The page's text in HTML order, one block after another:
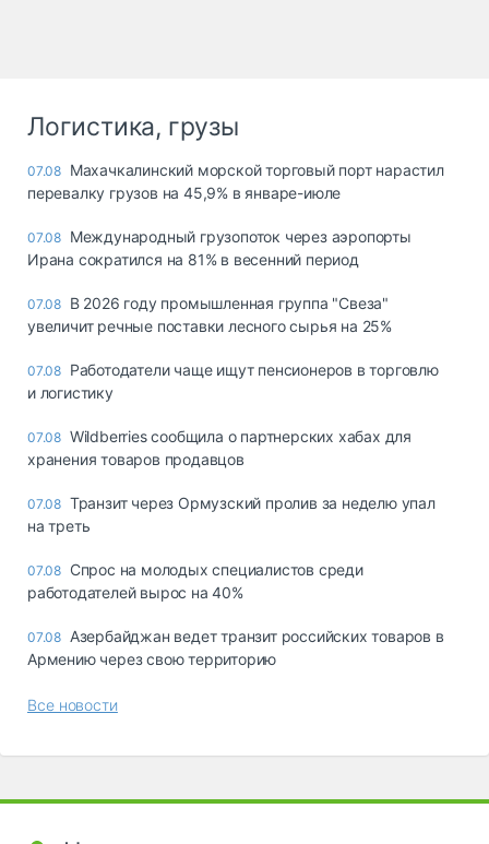
Логистика, грузы
07.08 Махачкалинский морской торговый порт нарастил
перевалку грузов на 45,9% в январе-июле
07.08 Международный грузопоток через аэропорты
Ирана сократился на 81% в весенний период
07.08 В 2026 году промышленная группа "Свеза"
увеличит речные поставки лесного сырья на 25%
07.08 Работодатели чаще ищут пенсионеров в торговлю
и логистику
07.08 Wildberries сообщила о партнерских хабах для
хранения товаров продавцов
07.08 Транзит через Ормузский пролив за неделю упал
на треть
07.08 Спрос на молодых специалистов среди
работодателей вырос на 40%
07.08 Азербайджан ведет транзит российских товаров в
Армению через свою территорию
Все новости